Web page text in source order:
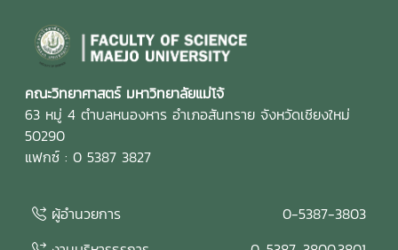
องค์กรและการจัดการศึกษาอย่างยั่งยืน ในการนี้ คณะกรรมการ
ประเมินคุณภาพการศึกษาภายใน ได้ร่วมดำเนินการ วิพากษ์และ
ให้ข้อเสนอแนะต่อรายงานผลการดำเนินการเพื่อความเป็นเลิศ
(EdPEx Report) โดยพิจารณาความครบถ้วน ความเชื่อมโยง
และความสอดคล้องของผลการดำเนินงานในทุกหมวดของเกณฑ์
EdPEx พร้อมแลกเปลี่ยนข้อคิดเห็นและแนวทางการพัฒนา เพื่อ
ยกระดับคุณภาพของรายงานและเตรียมความพร้อมสำหรับการ
ดร.รัชพล สันติวรากร ประธานกรรมการ คณบดีคณะ
วิศวกรรมศาสตร์ มหาวิทยาลัยขอนแก่น ผู้ช่วยศาสตราจารย์ตะวัน
คณะวิทยาศาสตร์ มหาวิทยาลัยแม่โจ้
63 หมู่ 4 ตำบลหนองหาร อำเภอสันทราย จังหวัดเชียงใหม่
50290
แฟกซ์ : 0 5387 3827
ผู้อำนวยการ
0-5387-3803